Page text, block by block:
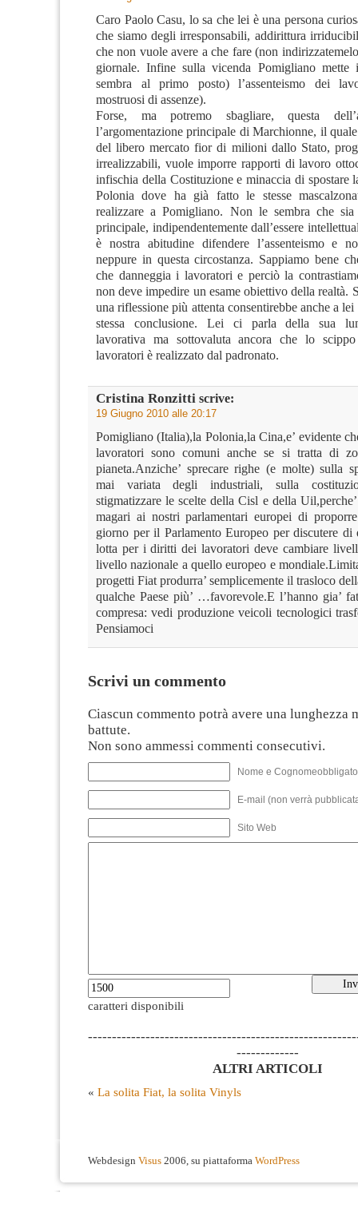
Caro Paolo Casu, lo sa che lei è una persona
che siamo degli irresponsabili, addirittura
che non vuole avere a che fare (non
giornale. Infine sulla vicenda Pomigliano mette
sembra al primo posto) l’assenteismo dei
mostruosi di assenze).
Forse, ma potremo sbagliare, questa
l’argomentazione principale di Marchionne, il
del libero mercato fior di milioni dallo Stato,
irrealizzabili, vuole imporre rapporti di lavoro
infischia della Costituzione e minaccia di spostare
Polonia dove ha già fatto le stesse
realizzare a Pomigliano. Non le sembra che
principale, indipendentemente dall’essere
è nostra abitudine difendere l’assenteismo e
neppure in questa circostanza. Sappiamo bene
che danneggia i lavoratori e perciò la
non deve impedire un esame obiettivo della realtà.
una riflessione più attenta consentirebbe anche a
stessa conclusione. Lei ci parla della sua
lavorativa ma sottovaluta ancora che lo
lavoratori è realizzato dal padronato.
Cristina Ronzitti scrive:
19 Giugno 2010 alle 20:17
Pomigliano (Italia),la Polonia,la Cina,e’ evidente
lavoratori sono comuni anche se si tratta di
pianeta.Anziche’ sprecare righe (e molte) sulla
mai variata degli industriali, sulla
stigmatizzare le scelte della Cisl e della
magari ai nostri parlamentari europei di
giorno per il Parlamento Europeo per discutere di
lotta per i diritti dei lavoratori deve cambiare
livello nazionale a quello europeo e
progetti Fiat produrra’ semplicemente il trasloco
qualche Paese più’ …favorevole.E l’hanno gia’
compresa: vedi produzione veicoli tecnologici
Pensiamoci
Scrivi un commento
Ciascun commento potrà avere una lunghezza
battute.
Non sono ammessi commenti consecutivi.
Nome e
E-mail (non verrà
Sito Web
caratteri disponibili
-------------
ALTRI ARTICOLI
« La solita Fiat, la solita Vinyls
Webdesign Visus 2006, su piattaforma WordPress